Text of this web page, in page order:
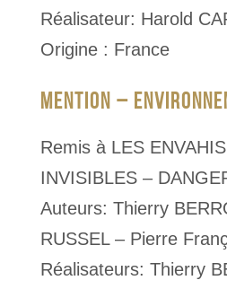
Réalisateur: Harold
Origine : France
MENTION –
Remis à LES
INVISIBLES –
Auteurs: Thierry
RUSSEL – Pierre
Réalisateurs: Thierry